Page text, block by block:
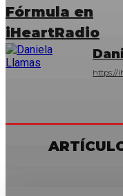
Fórmula en
iHeartRadio
https://